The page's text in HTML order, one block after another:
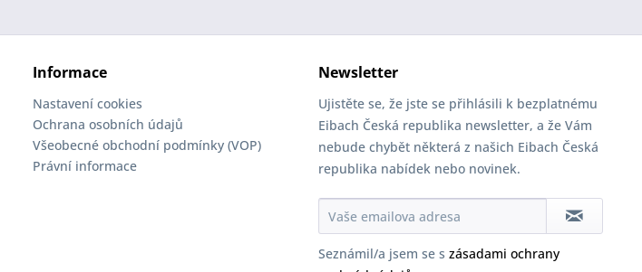
Informace
Nastavení cookies
Ochrana osobních údajů
Všeobecné obchodní podmínky (VOP)
Právní informace
Newsletter
Ujistěte se, že jste se přihlásili k bezplatnému
Eibach Česká republika newsletter, a že Vám
nebude chybět některá z našich Eibach Česká
republika nabídek nebo novinek.
Seznámil/a jsem se s zásadami ochrany